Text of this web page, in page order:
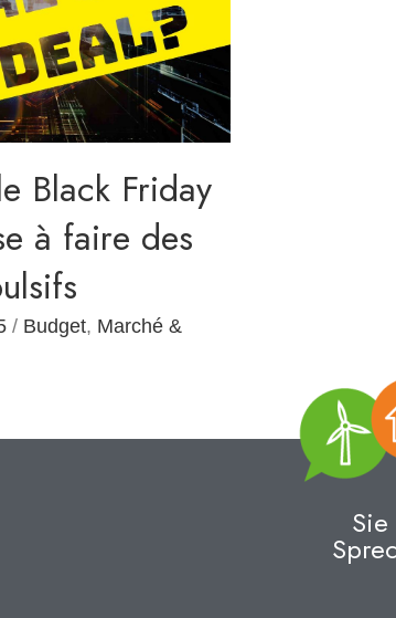
Black Friday
à faire des
/ Budget, Marché &